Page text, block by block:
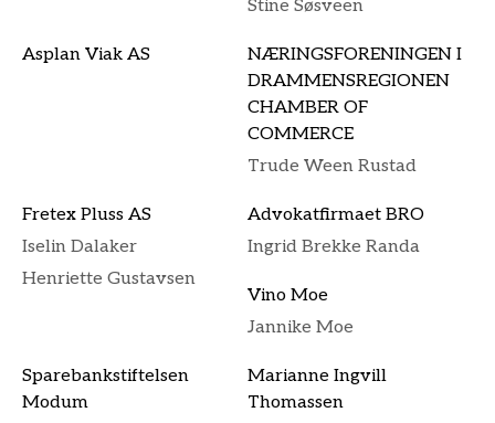
Stine Søsveen
Asplan Viak AS
NÆRINGSFORENINGEN I
DRAMMENSREGIONEN
CHAMBER OF
COMMERCE
Trude Ween Rustad
Fretex Pluss AS
Iselin Dalaker
Henriette Gustavsen
Advokatfirmaet BRO
Ingrid Brekke Randa
Vino Moe
Jannike Moe
Sparebankstiftelsen
Modum
Marianne Ingvill
Thomassen